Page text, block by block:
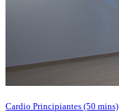
Cardio Principiantes (50 mins)